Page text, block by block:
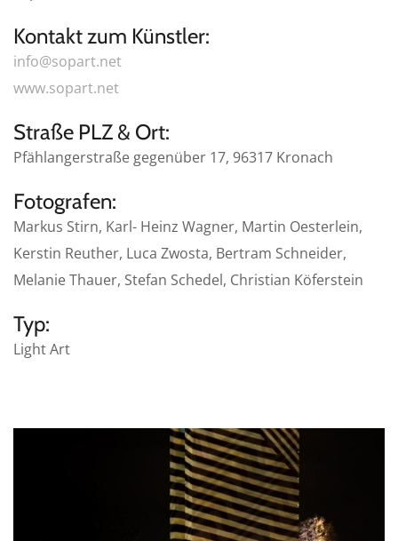
Kontakt zum Künstler:
info@sopart.net
www.sopart.net
Straße PLZ & Ort:
Pfählangerstraße gegenüber 17, 96317 Kronach
Fotografen:
Markus Stirn, Karl- Heinz Wagner, Martin Oesterlein,
Kerstin Reuther, Luca Zwosta, Bertram Schneider,
Melanie Thauer, Stefan Schedel, Christian Köferstein
Typ:
Light Art